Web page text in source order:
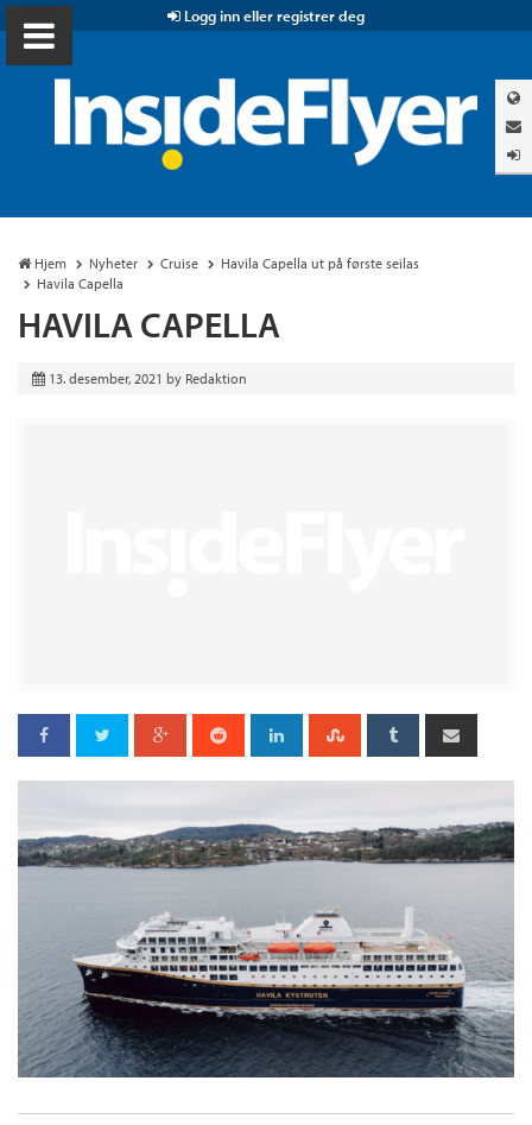
Logg inn eller registrer deg
Hjem Nyheter Cruise
Havila Capella ut på første seilas
Havila Capella
HAVILA CAPELLA
13. desember, 2021 by Redaktion